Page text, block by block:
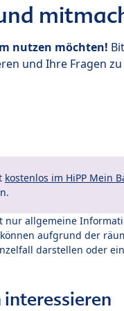
nutzen möchten!
und Ihre Fragen
kostenlos im HiPP Mein
nur allgemeine
aufgrund der
darstellen oder
interessieren